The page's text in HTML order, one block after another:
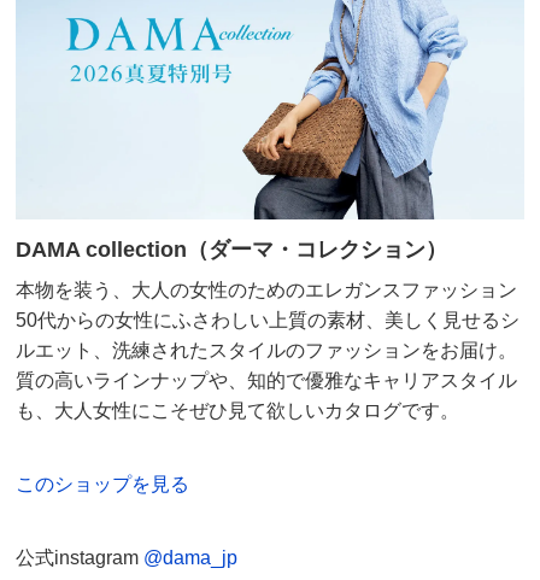
商品の特徴
手洗い
弱い手洗い出来ます。（洗濯機は使用できません）
DAMA collection（ダーマ・コレクション）
本物を装う、大人の女性のためのエレガンスファッション
50代からの女性にふさわしい上質の素材、美しく見せるシ
ルエット、洗練されたスタイルのファッションをお届け。
質の高いラインナップや、知的で優雅なキャリアスタイル
も、大人女性にこそぜひ見て欲しいカタログです。
このショップを見る
公式instagram @dama_jp